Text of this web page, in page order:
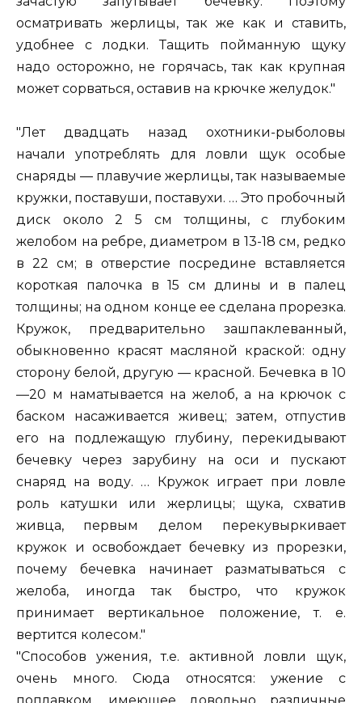
осматривать жерлицы, так же как и ставить,
удобнее с лодки. Тащить пойманную щуку
надо осторожно, не горячась, так как крупная
может сорваться, оставив на крючке желудок."
"Лет двадцать назад охотники-рыболовы
начали употреблять для ловли щук особые
снаряды — плавучие жерлицы, так называемые
кружки, поставуши, поставухи. … Это пробочный
диск около 2 5 см толщины, с глубоким
желобом на ребре, диаметром в 13-18 см, редко
в 22 см; в отверстие посредине вставляется
короткая палочка в 15 см длины и в палец
толщины; на одном конце ее сделана прорезка.
Кружок, предварительно зашпаклеванный,
обыкновенно красят масляной краской: одну
сторону белой, другую — красной. Бечевка в 10
—20 м наматывается на желоб, а на крючок с
баском насаживается живец; затем, отпустив
его на подлежащую глубину, перекидывают
бечевку через зарубину на оси и пускают
снаряд на воду. … Кружок играет при ловле
роль катушки или жерлицы; щука, схватив
живца, первым делом перекувыркивает
кружок и освобождает бечевку из прорезки,
почему бечевка начинает разматываться с
желоба, иногда так быстро, что кружок
принимает вертикальное положение, т. е.
вертится колесом."
"Способов ужения, т.е. активной ловли щук,
очень много. Сюда относятся: ужение с